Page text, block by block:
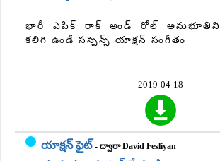
భారీ ఎపిక్ రాక్ అండ్ రోల్ అనుభూతిని
కలిగి ఉండే సస్పెన్స్ యాక్షన్ సంగీతం
2019-04-18
యాక్షన్ ఫైట్ - ద్వారా David Fesliyan